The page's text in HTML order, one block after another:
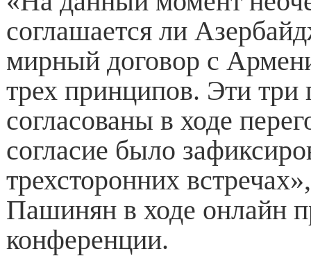
соглашается ли
мирный договор с
трех принципов. Эти
согласованы в ходе
согласие было
трехсторонних
Пашинян в ходе онлайн
конференции.